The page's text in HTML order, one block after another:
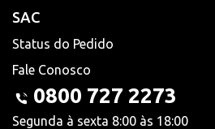
SAC
Status do Pedido
Fale Conosco
0800 727 2273
Segunda à sexta 8:00 às 18:00